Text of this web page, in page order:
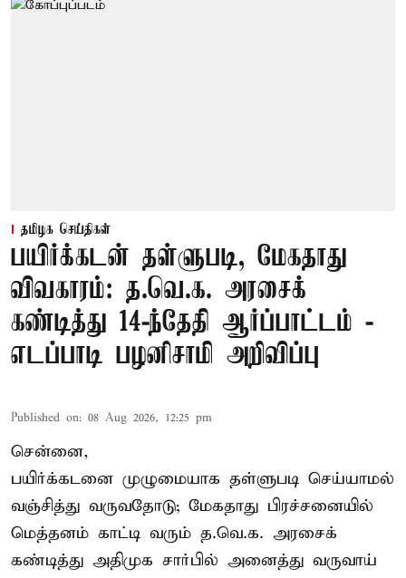
தமிழக செய்திகள்
பயிர்க்கடன் தள்ளுபடி, மேகதாது
விவகாரம்: த.வெ.க. அரசைக்
கண்டித்து 14-ந்தேதி ஆர்ப்பாட்டம் -
எடப்பாடி பழனிசாமி அறிவிப்பு
Published on: 08 Aug 2026, 12:25 pm
சென்னை,
பயிர்க்கடனை முழுமையாக தள்ளுபடி செய்யாமல்
வஞ்சித்து வருவதோடு; மேகதாது பிரச்சனையில்
மெத்தனம் காட்டி வரும் த.வெ.க. அரசைக்
கண்டித்து அதிமுக சார்பில் அனைத்து வருவாய்